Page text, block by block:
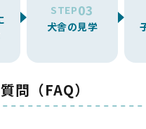
STEP03
犬舎の見学
問（FAQ）